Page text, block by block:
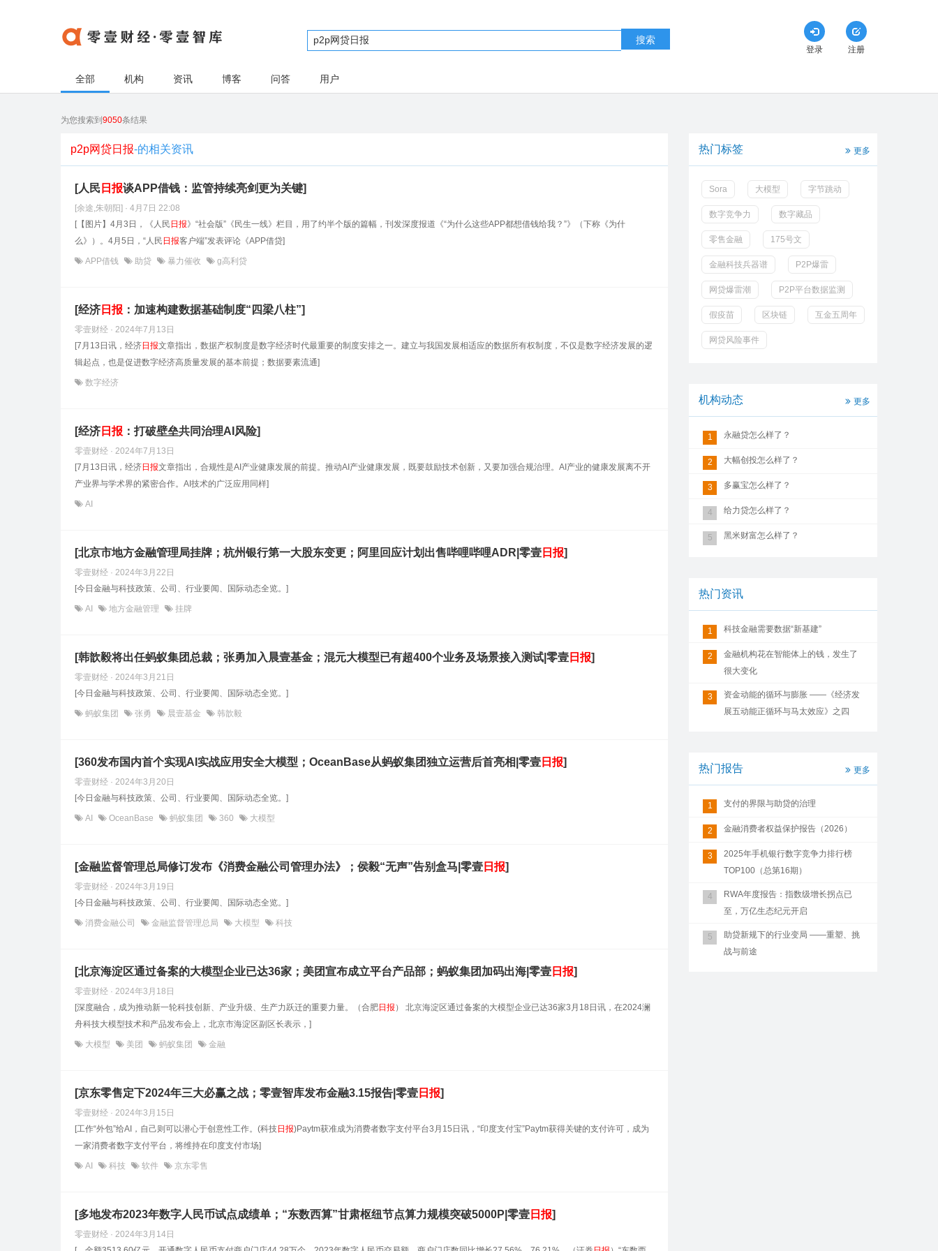
搜索
登录 注册
全部 机构 资讯 博客 问答 用户
为您搜索到 9050条结果
p2p网贷日报-的相关资讯
[人民 日报谈APP借钱：监管持续亮剑更为关键]
[余途,朱朝阳] · 4月7日 22:08
[【图片】4月3日，《人民 日报》“社会版”《民生一线》栏目，用了约半个版的篇幅，刊发深度报道《“为什么这些APP都想借钱给我？”》（下称《为什
么》）。4月5日，“人民 日报客户端”发表评论《APP借贷]
APP借钱 助贷 暴力催收 g高利贷
[经济 日报 ：加速构建数据基础制度“四梁八柱”]
零壹财经 · 2024年7月13日
[7月13日讯，经济日报文章指出，数据产权制度是数字经济时代最重要的制度安排之一。建立与我国发展相适应的数据所有权制度，不仅是数字经济发展的逻
辑起点，也是促进数字经济高质量发展的基本前提；数据要素流通]
数字经济
[经济 日报 ：打破壁垒共同治理AI风险]
零壹财经 · 2024年7月13日
[7月13日讯，经济日报文章指出，合规性是AI产业健康发展的前提。推动AI产业健康发展，既要鼓励技术创新，又要加强合规治理。AI产业的健康发展离不开
产业界与学术界的紧密合作。AI技术的广泛应用同样]
AI
[北京市地方金融管理局挂牌；杭州银行第一大股东变更；阿里回应计划出售哔哩哔哩ADR|零壹 日报]
零壹财经 · 2024年3月22日
[今日金融与科技政策、公司、行业要闻、国际动态全览。]
AI 地方金融管理 挂牌
[韩歆毅将出任蚂蚁集团总裁；张勇加入晨壹基金；混元大模型已有超400个业务及场景接入测试|零壹 日报]
零壹财经 · 2024年3月21日
[今日金融与科技政策、公司、行业要闻、国际动态全览。]
蚂蚁集团 张勇 晨壹基金 韩歆毅
[360发布国内首个实现AI实战应用安全大模型；OceanBase从蚂蚁集团独立运营后首亮相|零壹 日报]
零壹财经 · 2024年3月20日
[今日金融与科技政策、公司、行业要闻、国际动态全览。]
AI OceanBase 蚂蚁集团 360 大模型
[金融监督管理总局修订发布《消费金融公司管理办法》；侯毅“无声”告别盒马|零壹 日报]
零壹财经 · 2024年3月19日
[今日金融与科技政策、公司、行业要闻、国际动态全览。]
消费金融公司 金融监督管理总局 大模型 科技
[北京海淀区通过备案的大模型企业已达36家；美团宣布成立平台产品部；蚂蚁集团加码出海|零壹 日报]
零壹财经 · 2024年3月18日
[深度融合，成为推动新一轮科技创新、产业升级、生产力跃迁的重要力量。（合肥日报 ） 北京海淀区通过备案的大模型企业已达36家3月18日讯，在2024澜
舟科技大模型技术和产品发布会上，北京市海淀区副区长表示，]
大模型 美团 蚂蚁集团 金融
[京东零售定下2024年三大必赢之战；零壹智库发布金融3.15报告|零壹 日报]
零壹财经 · 2024年3月15日
[工作“外包”给AI，自己则可以潜心于创意性工作。(科技日报)Paytm获准成为消费者数字支付平台3月15日讯，“印度支付宝”Paytm获得关键的支付许可，成为
一家消费者数字支付平台，将维持在印度支付市场]
AI 科技 软件 京东零售
[多地发布2023年数字人民币试点成绩单；“东数西算”甘肃枢纽节点算力规模突破5000P|零壹 日报]
零壹财经 · 2024年3月14日
热门标签 更多
Sora 大模型 字节跳动
数字竞争力 数字藏品
零售金融 175号文
金融科技兵器谱 P2P爆雷
网贷爆雷潮 P2P平台数据监测
假疫苗 区块链 互金五周年
网贷风险事件
机构动态 更多
1 永融贷怎么样了？
2 大幅创投怎么样了？
3 多赢宝怎么样了？
4 给力贷怎么样了？
5 黑米财富怎么样了？
热门资讯
1 科技金融需要数据“新基建”
2
金融机构花在智能体上的钱，发生了
很大变化
3
资金动能的循环与膨胀 ——《经济发
展五动能正循环与马太效应》之四
热门报告 更多
1 支付的界限与助贷的治理
2 金融消费者权益保护报告（2026）
3
2025年手机银行数字竞争力排行榜
TOP100（总第16期）
4
RWA年度报告：指数级增长拐点已
至，万亿生态纪元开启
5
助贷新规下的行业变局 ——重塑、挑
战与前途